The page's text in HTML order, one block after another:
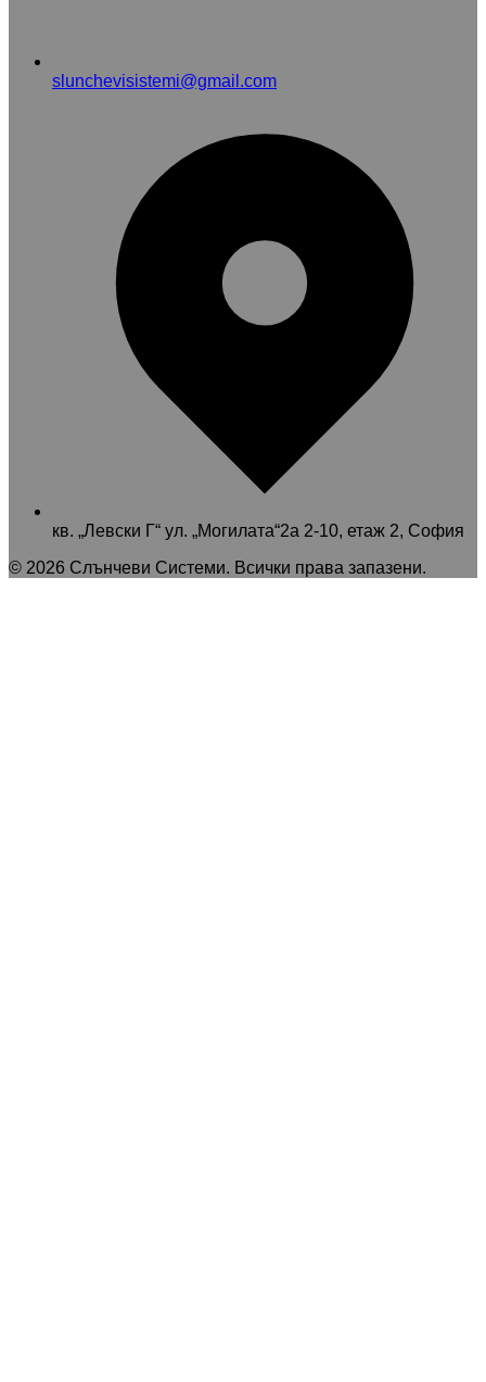
slunchevisistemi@gmail.com
кв. „Левски Г“ ул. „Могилата“2а 2-10, етаж 2, София
© 2026 Слънчеви Системи. Всички права запазени.